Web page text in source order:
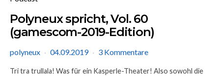
Polyneux spricht, Vol. 60
(gamescom-2019-Edition)
polyneux 04.09.2019 3 Kommentare
Tri tra trullala! Was für ein Kasperle-Theater! Also sowohl die